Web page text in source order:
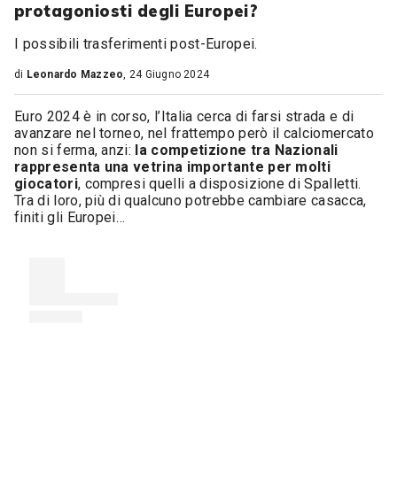
protagoniosti degli Europei?
I possibili trasferimenti post-Europei.
di Leonardo Mazzeo, 24 Giugno 2024
Euro 2024 è in corso, l’Italia cerca di farsi strada e di
avanzare nel torneo, nel frattempo però il calciomercato
non si ferma, anzi: la competizione tra Nazionali
rappresenta una vetrina importante per molti
giocatori, compresi quelli a disposizione di Spalletti.
Tra di loro, più di qualcuno potrebbe cambiare casacca,
finiti gli Europei…